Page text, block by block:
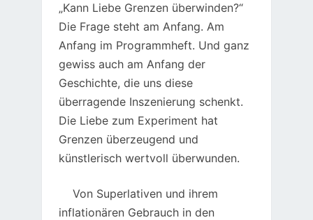
„Kann Liebe Grenzen überwinden?“
Die Frage steht am Anfang. Am
Anfang im Programmheft. Und ganz
gewiss auch am Anfang der
Geschichte, die uns diese
überragende Inszenierung schenkt.
Die Liebe zum Experiment hat
Grenzen überzeugend und
künstlerisch wertvoll überwunden.
Von Superlativen und ihrem
inflationären Gebrauch in den